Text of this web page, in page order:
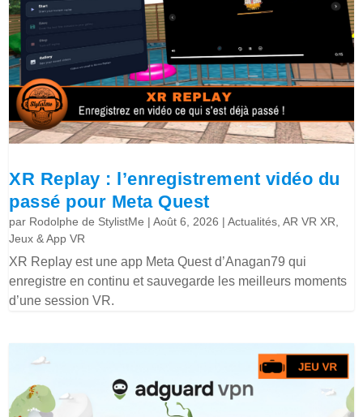
XR Replay : l’enregistrement vidéo du
passé pour Meta Quest
par Rodolphe de StylistMe |Août 6, 2026 |Actualités ,AR VR XR
Jeux & App VR
XR Replay est une app Meta Quest d’Anagan79 qui
enregistre en continu et sauvegarde les meilleurs moments
d’une session VR.